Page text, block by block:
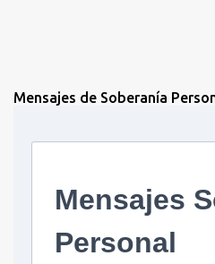
Mensajes de Soberanía